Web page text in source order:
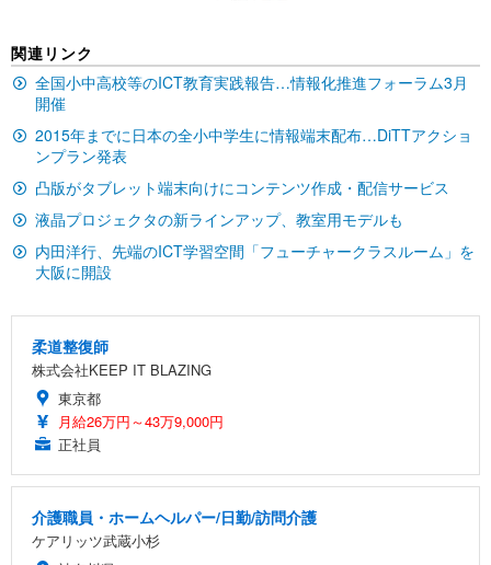
ュチェア 人間工学 疲れない ブラック
￥27,999
Sezlife オフィスチェア デスクチェア 疲れない テレ
ワーク チェア 強化バックレスト 30度ロッキング機
レスト 3Dヘッドレスト ハンガー付き 高反発クッシ
ョン PCチェア 通気性メッシュ ゲーミング/勉強/事
務用 おしゃれ パソコンチェア (ブラック)
ワーク チェア 強化バックレスト 30度ロッキング機
ョン PCチェア 通気性メッシュ ゲーミング/勉強/事
￥7,680
ANDWINT オフィスチェア デスクチェア 肘なし メ
ト 幅52×奥行58.5×高さ84～96cm テレワーク 在宅
￥4,139
イト
【純正品】27"ゲーミングモニター DualSense 充電
フック付き（CFI-ZDM1J）
￥49,979
ー フルHD（1920×1080）VA 非光沢 HDMI/DisplayP
￥15,800
【MiniLED/24.5inch/280Hz/FHD】GRAPHT THE S
像低減 (3年保証 | 輝点保証 | 日本メーカー)
￥34,980
x2袋(84枚) ホワイト(吸収面:ライトブルー)
￥3,234
ネオ・ルーライフ ネオ・オムツ L 中型犬用 26枚入
り 単品
￥1,800
限定】 Smart Basic アイリスオーヤマ ペットシーツ
￥3,670
アイリスオーヤマ ペットシーツ 超厚型 お徳用 レギ
￥3,731
関連リンク
全国小中高校等のICT教育実践報告…情報化推進フォーラム3月
開催
2015年までに日本の全小中学生に情報端末配布…DiTTアクショ
ンプラン発表
凸版がタブレット端末向けにコンテンツ作成・配信サービス
液晶プロジェクタの新ラインアップ、教室用モデルも
内田洋行、先端のICT学習空間「フューチャークラスルーム」を
大阪に開設
柔道整復師
株式会社KEEP IT BLAZING
東京都
月給26万円～43万9,000円
正社員
介護職員・ホームヘルパー/日勤/訪問介護
ケアリッツ武蔵小杉